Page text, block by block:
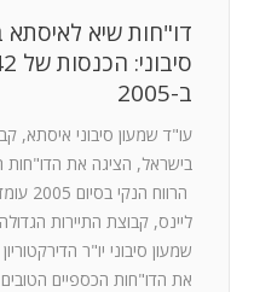
דו"חות שיא
ב-2005
עו"ד שמעון סיבוני איסתא,
בישראל, הציגה את הדו"חות
ליינס, קבוצת התיירות
שמעון סיבוני יו"ר
את הדו"חות הכספיים